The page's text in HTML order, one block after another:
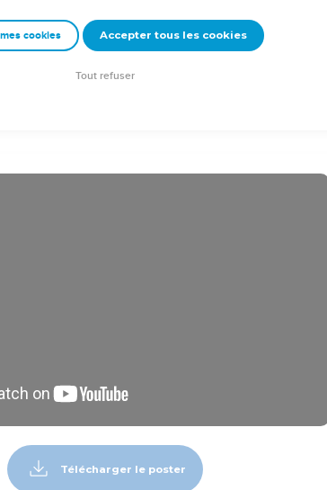
sur theotex.org, contact theotex@gmail.com
Télécharger le poster
cookies Accepter tous les cookies
Tout refuser